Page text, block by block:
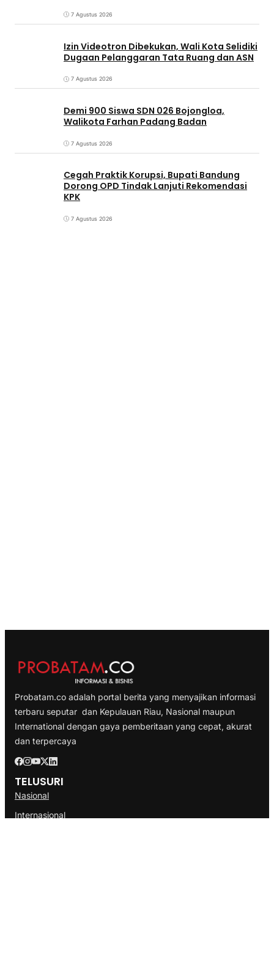
7 Agustus 2026
Izin Videotron Dibekukan, Wali Kota Selidiki
Dugaan Pelanggaran Tata Ruang dan ASN
7 Agustus 2026
Demi 900 Siswa SDN 026 Bojongloa,
Walikota Farhan Padang Badan
7 Agustus 2026
Cegah Praktik Korupsi, Bupati Bandung
Dorong OPD Tindak Lanjuti Rekomendasi
KPK
7 Agustus 2026
Probatam.co adalah portal berita yang menyajikan informasi
terbaru seputar dan Kepulauan Riau, Nasional maupun
International dengan gaya pemberitaan yang cepat, akurat
dan terpercaya
TELUSURI
Nasional
Internasional